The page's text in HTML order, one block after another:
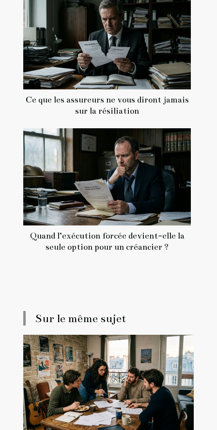
Ce que les assureurs ne vous diront jamais
sur la résiliation
Quand l’exécution forcée devient-elle la
seule option pour un créancier ?
Sur le même sujet